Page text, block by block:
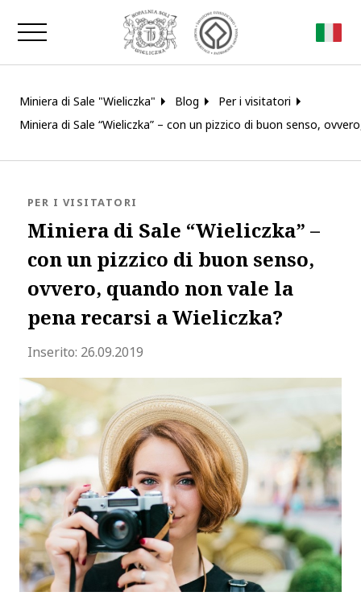
Chiudi la finestra
Miniera di Sale "Wieliczka" Blog
Per i visitatori
Miniera di Sale “Wieliczka” – con un pizzico di buon senso,
Miniera di Sale “Wieliczka” –
con un pizzico di buon senso,
ovvero, quando non vale la
pena recarsi a Wieliczka?
BLOG.CATEGORY
PER I VISITATORI
Inserito: 26.09.2019blog.modified_at 2022-11-28